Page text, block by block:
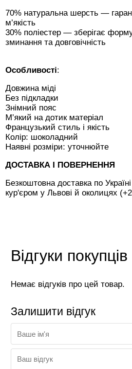
70% натуральна шерсть —
м’якість
30% поліестер — зберігає
зминання та довговічність
Особливості:
Довжина міді
Без підкладки
Знімний пояс
М’який на дотик матеріал
Французький стиль і якість
Колір: шоколадний
Наявні розміри: уточнюйте
ДОСТАВКА І ПОВЕРНЕННЯ
Безкоштовна доставка по
кур'єром у Львові й околицях
Відгуки покупців
Немає відгуків про цей товар.
Залишити відгук